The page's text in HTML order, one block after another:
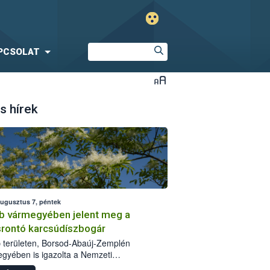
hírek
7, péntek
vármegyében jelent meg a
karcsúdíszbogár
területen, Borsod-Abaúj-Zemplén
is igazolta a Nemzeti
biztonsági Hivatal (Nébih) a